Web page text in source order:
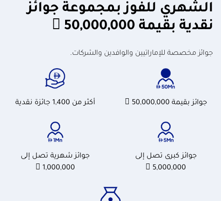
الشهري للفوز بمجموعة جوائز
نقدية بقيمة 50,000,000 
جوائز مخصصة للإماراتيين والوافدين والشركات.
جوائز بقيمة 50,000,000  أكثر من 1,400 جائزة نقدية
جوائز كبرى تصل إلى
5,000,000 
جوائز شهرية تصل إلى
1,000,000 